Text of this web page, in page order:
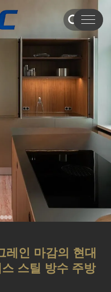
레인 마감의 현대
스틸 방수 주방